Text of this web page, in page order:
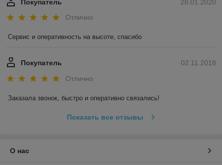
28.01.2020
Покупатель
Отлично
Сервис и оперативность на высоте, спасибо
02.11.2018
Покупатель
Отлично
Заказала звонок, быстро и оперативно связались!
Показать все отзывы
О нас